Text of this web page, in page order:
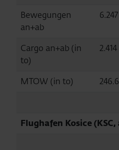
Bewegungen
an+ab
6.247
Cargo an+ab (in
to)
2.414
MTOW (in to)
Flughafen Kosice